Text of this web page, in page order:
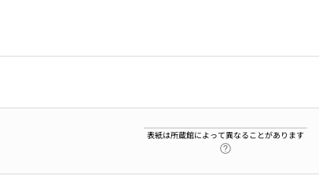
表紙は所蔵館によって異なることがあります